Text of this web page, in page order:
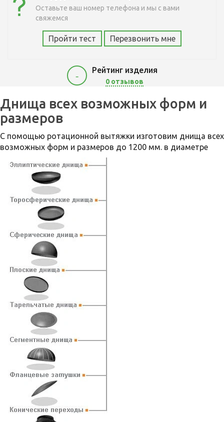
Оставьте ваш номер телефона и мы с вами
свяжемся
Пройти тест Перезвонить мне
-
Рейтинг изделия
0 отзывов
Днища всех возможных форм и
размеров
С помощью ротационной вытяжки изготовим днища всех
возможных форм и размеров до 1200 мм. в диаметре